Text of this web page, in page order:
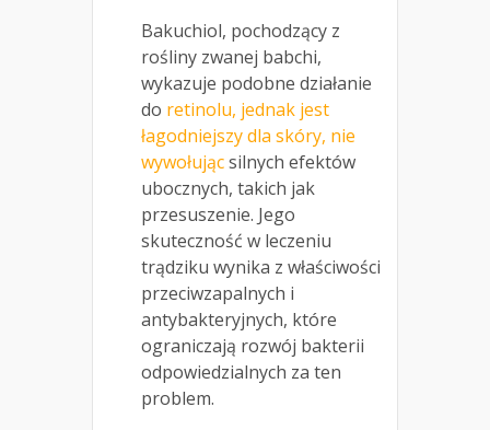
Bakuchiol, pochodzący z
rośliny zwanej babchi,
wykazuje podobne działanie
do retinolu, jednak jest
łagodniejszy dla skóry, nie
wywołującsilnych efektów
ubocznych, takich jak
przesuszenie. Jego
skuteczność w leczeniu
trądziku wynika z właściwości
przeciwzapalnych i
antybakteryjnych, które
ograniczają rozwój bakterii
odpowiedzialnych za ten
problem.